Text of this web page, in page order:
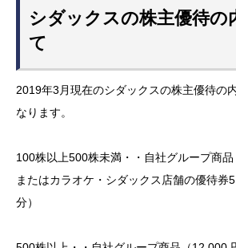
シダックスの株主優待の
て
2019年3月現在のシダックスの株主優待の
なります。
100株以上500株未満・・自社グループ商品
またはカラオケ・シダックス店舗の優待券
分）